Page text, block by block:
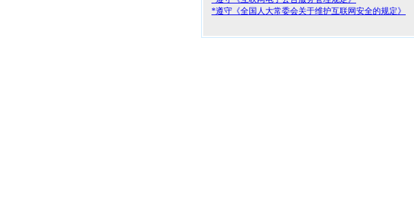
*遵守《全国人大常委会关于维护互联网安全的规定》